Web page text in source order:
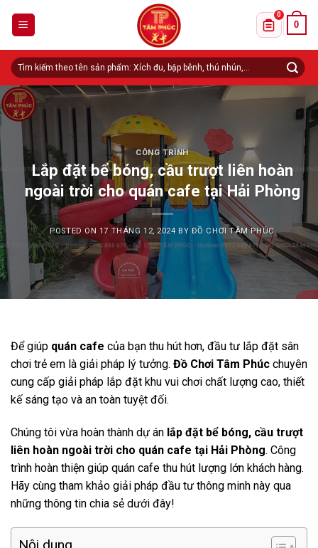
0
Danh sách
0
Tìm
kiếm:
CÔNG TRÌNH
Lắp đặt bể bóng, cầu trượt liên hoàn
ngoài trời cho quán cafe tại Hải Phòng
POSTED ON 17 THÁNG 12, 2024 BY ĐỒ CHƠI TÂM PHÚC
Để giúp quán cafe của bạn thu hút hơn, đầu tư lắp đặt sân
chơi trẻ em là giải pháp lý tưởng. Đồ Chơi Tâm Phúc chuyên
cung cấp giải pháp lắp đặt khu vui chơi chất lượng cao, thiết
kế sáng tạo và an toàn tuyệt đối.
Chúng tôi vừa hoàn thành dự án lắp đặt bể bóng, cầu trượt
liên hoàn ngoài trời cho quán cafe tại Hải Phòng. Công
trình hoàn thiện giúp quán cafe thu hút lượng lớn khách hàng.
Hãy cùng tham khảo giải pháp đầu tư thông minh này qua
những thông tin chia sẻ dưới đây!
Nội dung